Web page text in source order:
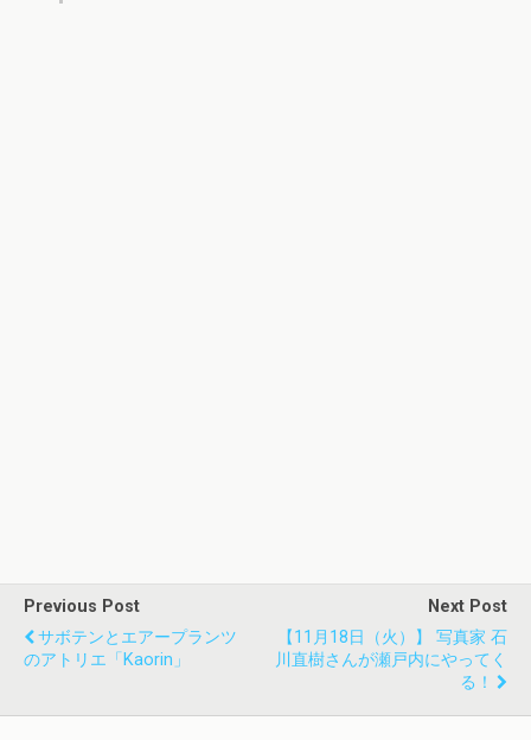
Previous Post
サボテンとエアープランツ
のアトリエ「Kaorin」
Next Post
【11月18日（火）】 写真家 石
川直樹さんが瀬戸内にやってく
る！